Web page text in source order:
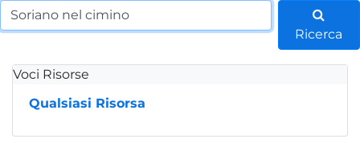
Ricerca
Voci Risorse
Qualsiasi Risorsa